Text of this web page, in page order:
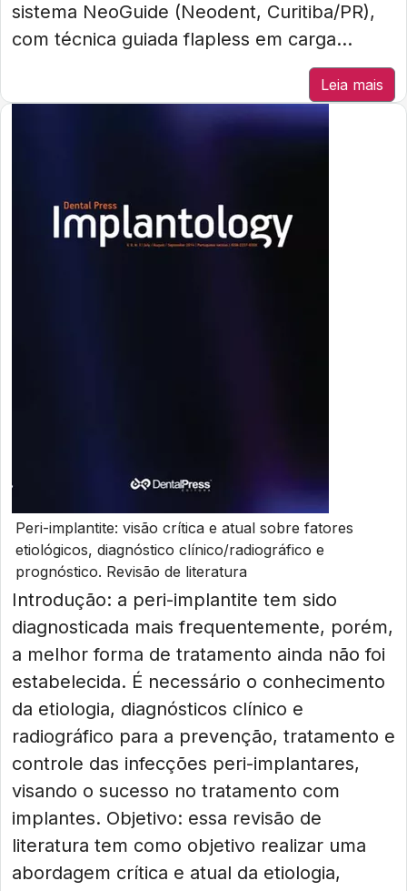
sistema NeoGuide (Neodent, Curitiba/PR),
com técnica guiada flapless em carga...
Leia mais
Peri-implantite: visão crítica e atual sobre fatores
etiológicos, diagnóstico clínico/radiográfico e
prognóstico. Revisão de literatura
Introdução: a peri-implantite tem sido
diagnosticada mais frequentemente, porém,
a melhor forma de tratamento ainda não foi
estabelecida. É necessário o conhecimento
da etiologia, diagnósticos clínico e
radiográfico para a prevenção, tratamento e
controle das infecções peri-implantares,
visando o sucesso no tratamento com
implantes. Objetivo: essa revisão de
literatura tem como objetivo realizar uma
abordagem crítica e atual da etiologia,